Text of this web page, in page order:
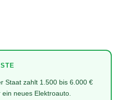
Staat zahlt 1.500 bis 6.000 €
ein neues Elektroauto.